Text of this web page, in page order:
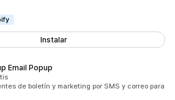
Instalar
Email Popup
de boletín y marketing por SMS y correo para